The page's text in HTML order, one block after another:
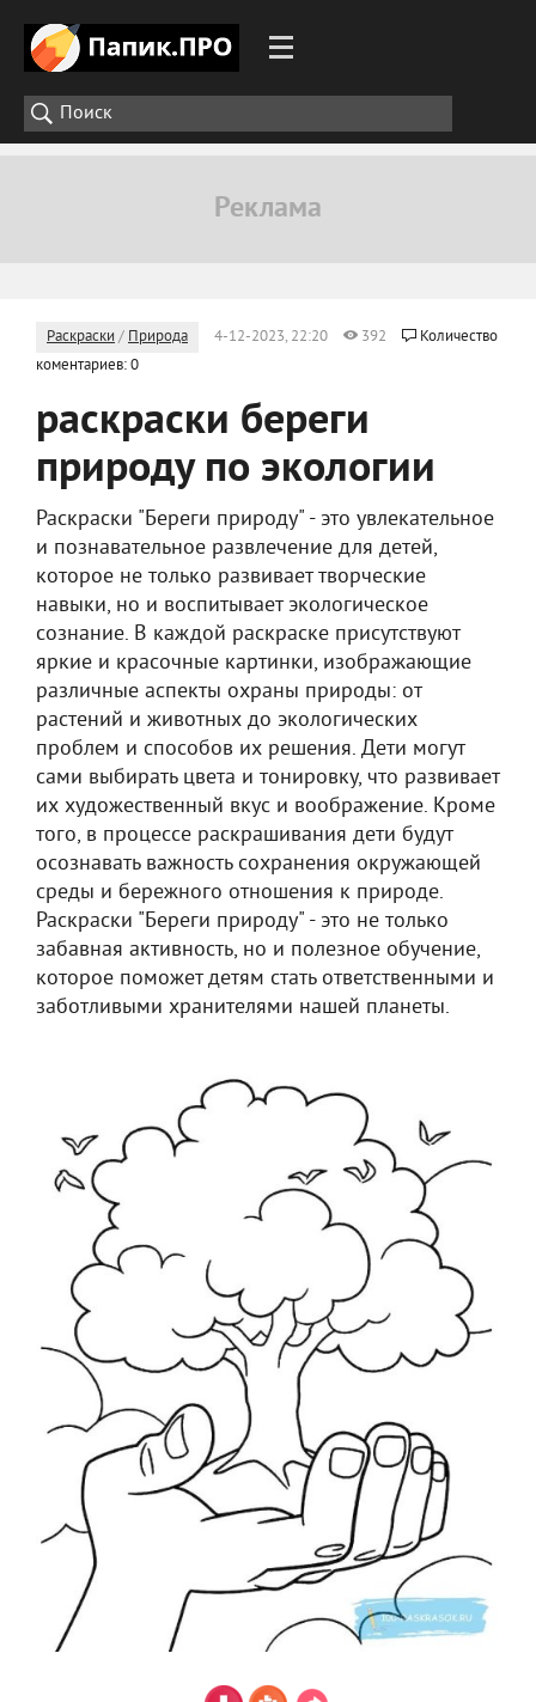
Раскраски / Природа 4-12-2023, 22:20 392
Количество
коментариев: 0
раскраски береги
природу по экологии
Раскраски "Береги природу" - это увлекательное
и познавательное развлечение для детей,
которое не только развивает творческие
навыки, но и воспитывает экологическое
сознание. В каждой раскраске присутствуют
яркие и красочные картинки, изображающие
различные аспекты охраны природы: от
растений и животных до экологических
проблем и способов их решения. Дети могут
сами выбирать цвета и тонировку, что развивает
их художественный вкус и воображение. Кроме
того, в процессе раскрашивания дети будут
осознавать важность сохранения окружающей
среды и бережного отношения к природе.
Раскраски "Береги природу" - это не только
забавная активность, но и полезное обучение,
которое поможет детям стать ответственными и
заботливыми хранителями нашей планеты.